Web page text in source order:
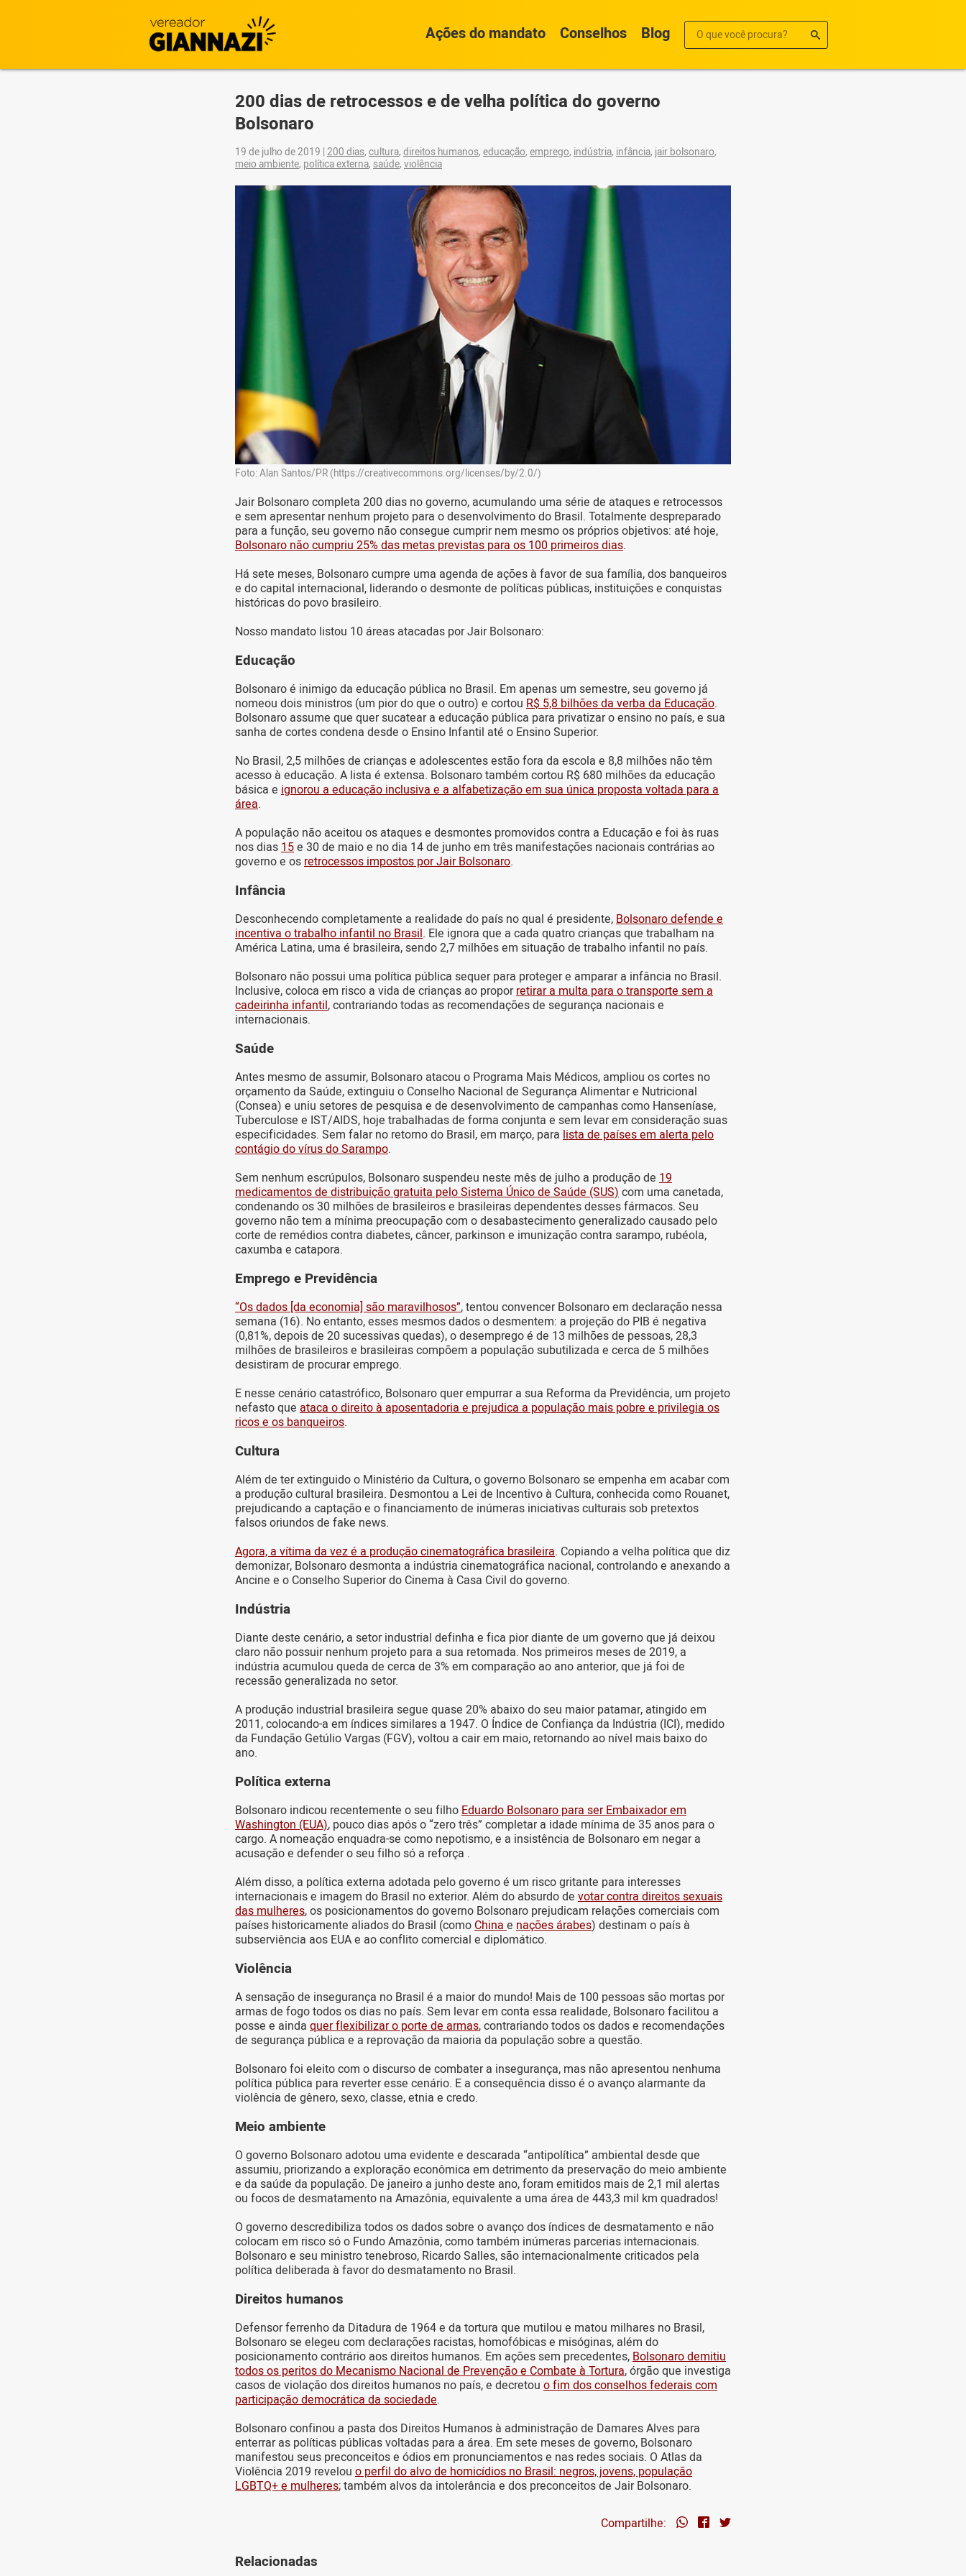
Ações do mandato Conselhos Blog
200 dias de retrocessos e de velha política do governo
Bolsonaro
19 de julho de 2019 | 200 dias, cultura, direitos humanos, educação, emprego, indústria, infância, jair bolsonaro,
meio ambiente, política externa, saúde, violência
Foto: Alan Santos/PR (https://creativecommons.org/licenses/by/2.0/)
Jair Bolsonaro completa 200 dias no governo, acumulando uma série de ataques e retrocessos
e sem apresentar nenhum projeto para o desenvolvimento do Brasil. Totalmente despreparado
para a função, seu governo não consegue cumprir nem mesmo os próprios objetivos: até hoje,
Bolsonaro não cumpriu 25% das metas previstas para os 100 primeiros dias.
Há sete meses, Bolsonaro cumpre uma agenda de ações à favor de sua família, dos banqueiros
e do capital internacional, liderando o desmonte de políticas públicas, instituições e conquistas
históricas do povo brasileiro.
Nosso mandato listou 10 áreas atacadas por Jair Bolsonaro:
Educação
Bolsonaro é inimigo da educação pública no Brasil. Em apenas um semestre, seu governo já
nomeou dois ministros (um pior do que o outro) e cortou R$ 5,8 bilhões da verba da Educação.
Bolsonaro assume que quer sucatear a educação pública para privatizar o ensino no país, e sua
sanha de cortes condena desde o Ensino Infantil até o Ensino Superior.
No Brasil, 2,5 milhões de crianças e adolescentes estão fora da escola e 8,8 milhões não têm
acesso à educação. A lista é extensa. Bolsonaro também cortou R$ 680 milhões da educação
básica e ignorou a educação inclusiva e a alfabetização em sua única proposta voltada para a
área.
A população não aceitou os ataques e desmontes promovidos contra a Educação e foi às ruas
nos dias15e 30 de maio e no dia 14 de junho em três manifestações nacionais contrárias ao
governo e osretrocessos impostos por Jair Bolsonaro.
Infância
Desconhecendo completamente a realidade do país no qual é presidente,Bolsonaro defende e
incentiva o trabalho infantil no Brasil. Ele ignora que a cada quatro crianças que trabalham na
América Latina, uma é brasileira, sendo 2,7 milhões em situação de trabalho infantil no país.
Bolsonaro não possui uma política pública sequer para proteger e amparar a infância no Brasil.
Inclusive, coloca em risco a vida de crianças ao proporretirar a multa para o transporte sem a
cadeirinha infantil, contrariando todas as recomendações de segurança nacionais e
internacionais.
Saúde
Antes mesmo de assumir, Bolsonaro atacou o Programa Mais Médicos, ampliou os cortes no
orçamento da Saúde, extinguiu o Conselho Nacional de Segurança Alimentar e Nutricional
(Consea) e uniu setores de pesquisa e de desenvolvimento de campanhas como Hanseníase,
Tuberculose e IST/AIDS, hoje trabalhadas de forma conjunta e sem levar em consideração suas
especificidades. Sem falar no retorno do Brasil, em março, para lista de países em alerta pelo
contágio do vírus do Sarampo.
Sem nenhum escrúpulos, Bolsonaro suspendeu neste mês de julho a produção de 19
medicamentos de distribuição gratuita pelo Sistema Único de Saúde (SUS)com uma canetada,
condenando os 30 milhões de brasileiros e brasileiras dependentes desses fármacos. Seu
governo não tem a mínima preocupação com o desabastecimento generalizado causado pelo
corte de remédios contra diabetes, câncer, parkinson e imunização contra sarampo, rubéola,
caxumba e catapora.
Emprego e Previdência
“Os dados [da economia] são maravilhosos”, tentou convencer Bolsonaro em declaração nessa
semana (16). No entanto, esses mesmos dados o desmentem: a projeção do PIB é negativa
(0,81%, depois de 20 sucessivas quedas), o desemprego é de 13 milhões de pessoas, 28,3
milhões de brasileiros e brasileiras compõem a população subutilizada e cerca de 5 milhões
desistiram de procurar emprego.
E nesse cenário catastrófico, Bolsonaro quer empurrar a sua Reforma da Previdência, um projeto
nefasto que ataca o direito à aposentadoria e prejudica a população mais pobre e privilegia os
ricos e os banqueiros.
Cultura
Além de ter extinguido o Ministério da Cultura, o governo Bolsonaro se empenha em acabar com
a produção cultural brasileira. Desmontou a Lei de Incentivo à Cultura, conhecida como Rouanet,
prejudicando a captação e o financiamento de inúmeras iniciativas culturais sob pretextos
falsos oriundos de fake news.
Agora, a vítima da vez é a produção cinematográfica brasileira. Copiando a velha política que diz
demonizar, Bolsonaro desmonta a indústria cinematográfica nacional, controlando e anexando a
Ancine e o Conselho Superior do Cinema à Casa Civil do governo.
Indústria
Diante deste cenário, a setor industrial definha e fica pior diante de um governo que já deixou
claro não possuir nenhum projeto para a sua retomada. Nos primeiros meses de 2019, a
indústria acumulou queda de cerca de 3% em comparação ao ano anterior, que já foi de
recessão generalizada no setor.
A produção industrial brasileira segue quase 20% abaixo do seu maior patamar, atingido em
2011, colocando-a em índices similares a 1947. O Índice de Confiança da Indústria (ICI), medido
da Fundação Getúlio Vargas (FGV), voltou a cair em maio, retornando ao nível mais baixo do
ano.
Política externa
Bolsonaro indicou recentemente o seu filhoEduardo Bolsonaro para ser Embaixador em
Washington (EUA), pouco dias após o “zero três” completar a idade mínima de 35 anos para o
cargo. A nomeação enquadra-se como nepotismo, e a insistência de Bolsonaro em negar a
acusação e defender o seu filho só a reforça .
Além disso, a política externa adotada pelo governo é um risco gritante para interesses
internacionais e imagem do Brasil no exterior. Além do absurdo de votar contra direitos sexuais
das mulheres, os posicionamentos do governo Bolsonaro prejudicam relações comerciais com
países historicamente aliados do Brasil (comoChinae nações árabes) destinam o país à
subserviência aos EUA e ao conflito comercial e diplomático.
Violência
A sensação de insegurança no Brasil é a maior do mundo! Mais de 100 pessoas são mortas por
armas de fogo todos os dias no país. Sem levar em conta essa realidade, Bolsonaro facilitou a
posse e ainda quer flexibilizar o porte de armas, contrariando todos os dados e recomendações
de segurança pública e a reprovação da maioria da população sobre a questão.
Bolsonaro foi eleito com o discurso de combater a insegurança, mas não apresentou nenhuma
política pública para reverter esse cenário. E a consequência disso é o avanço alarmante da
violência de gênero, sexo, classe, etnia e credo.
Meio ambiente
O governo Bolsonaro adotou uma evidente e descarada “antipolítica” ambiental desde que
assumiu, priorizando a exploração econômica em detrimento da preservação do meio ambiente
e da saúde da população. De janeiro a junho deste ano, foram emitidos mais de 2,1 mil alertas
ou focos de desmatamento na Amazônia, equivalente a uma área de 443,3 mil km quadrados!
O governo descredibiliza todos os dados sobre o avanço dos índices de desmatamento e não
colocam em risco só o Fundo Amazônia, como também inúmeras parcerias internacionais.
Bolsonaro e seu ministro tenebroso, Ricardo Salles, são internacionalmente criticados pela
política deliberada à favor do desmatamento no Brasil.
Direitos humanos
Defensor ferrenho da Ditadura de 1964 e da tortura que mutilou e matou milhares no Brasil,
Bolsonaro se elegeu com declarações racistas, homofóbicas e misóginas, além do
posicionamento contrário aos direitos humanos. Em ações sem precedentes,Bolsonaro demitiu
todos os peritos do Mecanismo Nacional de Prevenção e Combate à Tortura, órgão que investiga
casos de violação dos direitos humanos no país, e decretou o fim dos conselhos federais com
participação democrática da sociedade.
Bolsonaro confinou a pasta dos Direitos Humanos à administração de Damares Alves para
enterrar as políticas públicas voltadas para a área. Em sete meses de governo, Bolsonaro
manifestou seus preconceitos e ódios em pronunciamentos e nas redes sociais. O Atlas da
Violência 2019 revelou o perfil do alvo de homicídios no Brasil: negros, jovens, população
LGBTQ+ e mulheres; também alvos da intolerância e dos preconceitos de Jair Bolsonaro.
Compartilhe:
Relacionadas